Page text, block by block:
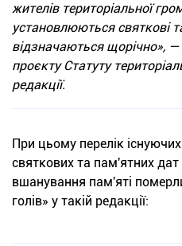
жителів територіальної
установлюються святкові
відзначаються щорічно», —
проєкту Статуту
редакції.
При цьому перелік
святкових та пам'ятних
вшанування пам'яті
голів» у такій редакції: